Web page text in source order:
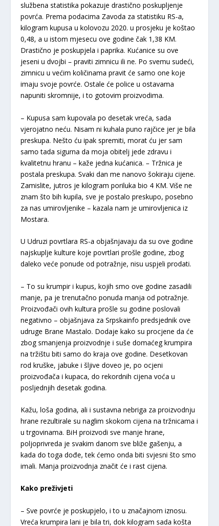
službena statistika pokazuje drastično poskupljenje
povrća. Prema podacima Zavoda za statistiku RS-a,
kilogram kupusa u kolovozu 2020. u prosjeku je koštao
0,48, a u istom mjesecu ove godine čak 1,38 KM.
Drastično je poskupjela i paprika. Kućanice su ove
jeseni u dvojbi – praviti zimnicu ili ne. Po svemu sudeći,
zimnicu u većim količinama pravit će samo one koje
imaju svoje povrće. Ostale će police u ostavama
napuniti skromnije, i to gotovim proizvodima.
– Kupusa sam kupovala po desetak vreća, sada
vjerojatno neću. Nisam ni kuhala puno rajčice jer je bila
preskupa. Nešto ću ipak spremiti, morat ću jer sam
samo tada sigurna da moja obitelj jede zdravu i
kvalitetnu hranu – kaže jedna kućanica. – Tržnica je
postala preskupa. Svaki dan me nanovo šokiraju cijene.
Zamislite, jutros je kilogram poriluka bio 4 KM. Više ne
znam što bih kupila, sve je postalo preskupo, posebno
za nas umirovljenike – kazala nam je umirovljenica iz
Mostara.
U Udruzi povrtlara RS-a objašnjavaju da su ove godine
najskuplje kulture koje povrtlari prošle godine, zbog
daleko veće ponude od potražnje, nisu uspjeli prodati.
– To su krumpir i kupus, kojih smo ove godine zasadili
manje, pa je trenutačno ponuda manja od potražnje.
Proizvođači ovih kultura prošle su godine poslovali
negativno – objašnjava za Srpskainfo predsjednik ove
udruge Brane Mastalo. Dodaje kako su procjene da će
zbog smanjenja proizvodnje i suše domaćeg krumpira
na tržištu biti samo do kraja ove godine. Desetkovan
rod kruške, jabuke i šljive doveo je, po ocjeni
proizvođača i kupaca, do rekordnih cijena voća u
posljednjih desetak godina.
Kažu, loša godina, ali i sustavna nebriga za proizvodnju
hrane rezultirale su naglim skokom cijena na tržnicama i
u trgovinama. BiH proizvodi sve manje hrane,
poljoprivreda je svakim danom sve bliže gašenju, a
kada do toga dođe, tek ćemo onda biti svjesni što smo
imali. Manja proizvodnja značit će i rast cijena.
Kako preživjeti
– Sve povrće je poskupjelo, i to u značajnom iznosu.
Vreća krumpira lani je bila tri, dok kilogram sada košta